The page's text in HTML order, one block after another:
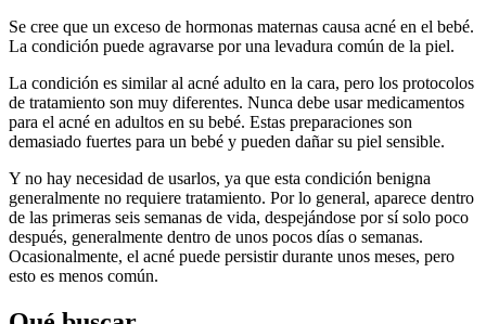
Se cree que un exceso de hormonas maternas causa acné en el bebé.
La condición puede agravarse por una levadura común de la piel.
La condición es similar al acné adulto en la cara, pero los protocolos
de tratamiento son muy diferentes. Nunca debe usar medicamentos
para el acné en adultos en su bebé. Estas preparaciones son
demasiado fuertes para un bebé y pueden dañar su piel sensible.
Y no hay necesidad de usarlos, ya que esta condición benigna
generalmente no requiere tratamiento. Por lo general, aparece dentro
de las primeras seis semanas de vida, despejándose por sí solo poco
después, generalmente dentro de unos pocos días o semanas.
Ocasionalmente, el acné puede persistir durante unos meses, pero
esto es menos común.